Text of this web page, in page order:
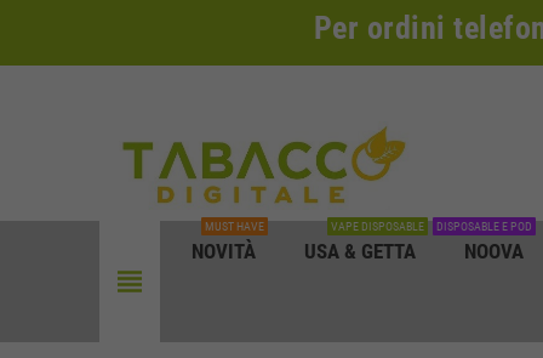
Per ordini
view_headline
NOVITÀ
MUST HAVE
USA & GETTA
VAPE DISPOSABLE
NOOVA
DISPOSABLE E POD